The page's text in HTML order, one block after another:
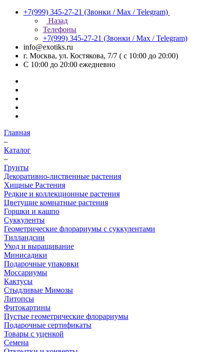
+7(999) 345-27-21 (Звонки / Max / Telegram)
Назад
Телефоны
+7(999) 345-27-21 (Звонки / Max / Telegram)
info@exotiks.ru
г. Москва, ул. Костякова, 7/7 ( с 10:00 до 20:00)
С 10:00 до 20:00 ежедневно
Главная
–
Каталог
–
Грунты
Декоративно-лиственные растения
Хищные Растения
Редкие и коллекционные растения
Цветущие комнатные растения
Горшки и кашпо
Суккуленты
Геометрические флорариумы с суккулентами
Тилландсии
Уход и выращивание
Минисадики
Подарочные упаковки
Моссариумы
Кактусы
Стыдливые Мимозы
Литопсы
Фитокартины
Пустые геометрические флорариумы
Подарочные сертификаты
Товары с уценкой
Семена